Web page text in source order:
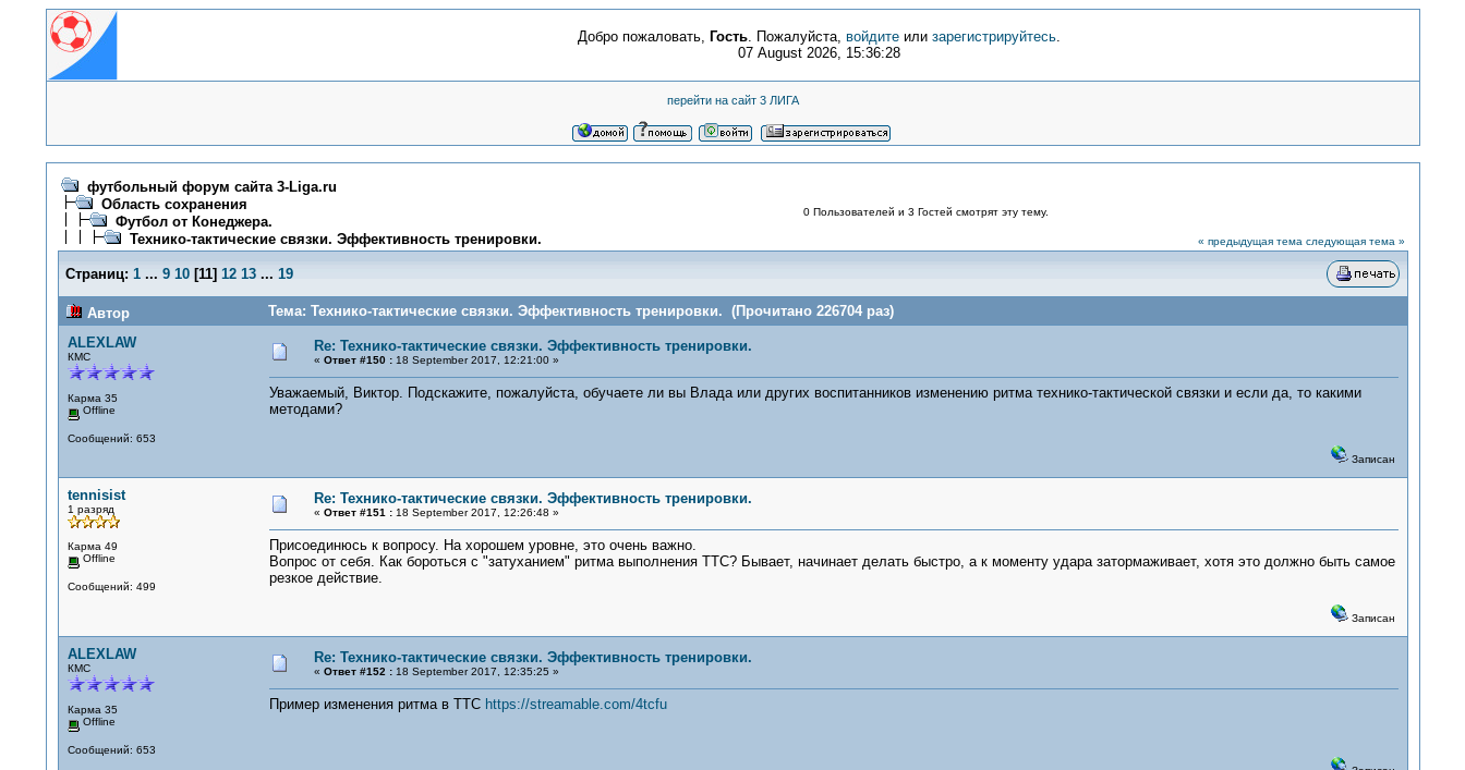
Добро пожаловать, Гость. Пожалуйста, войдите или зарегистрируйтесь.
07 August 2026, 15:36:28
перейти на сайт 3 ЛИГА
футбольный форум сайта 3-Liga.ru
Область сохранения
Футбол от Конеджера.
Технико-тактические связки. Эффективность тренировки.
0 Пользователей и 3 Гостей смотрят эту тему.
« предыдущая тема следующая тема »
Страниц: 1 ... 9 10[11] 12 13 ... 19
Автор
Тема: Технико-тактические связки. Эффективность тренировки. (Прочитано 226704 раз)
ALEXLAW
КМС
Карма 35
Offline
Сообщений: 653
Re: Технико-тактические связки. Эффективность тренировки.
« Ответ #150 :18 September 2017, 12:21:00 »
Уважаемый, Виктор. Подскажите, пожалуйста, обучаете ли вы Влада или других воспитанников изменению ритма технико-тактической связки и если да, то какими
методами?
Записан
tennisist
1 разряд
Карма 49
Offline
Сообщений: 499
Re: Технико-тактические связки. Эффективность тренировки.
« Ответ #151 :18 September 2017, 12:26:48 »
Присоединюсь к вопросу. На хорошем уровне, это очень важно.
Вопрос от себя. Как бороться с "затуханием" ритма выполнения ТТС? Бывает, начинает делать быстро, а к моменту удара затормаживает, хотя это должно быть самое
резкое действие.
Записан
ALEXLAW
КМС
Карма 35
Offline
Сообщений: 653
Re: Технико-тактические связки. Эффективность тренировки.
« Ответ #152 :18 September 2017, 12:35:25 »
Пример изменения ритма в ТТС https://streamable.com/4tcfu